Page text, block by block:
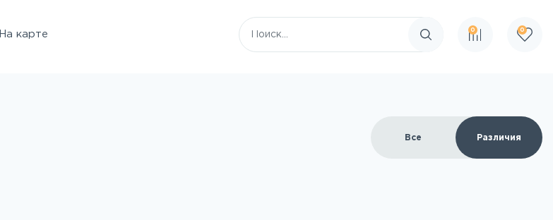
На карте
Поиск по сайту
0 0
Все Различия